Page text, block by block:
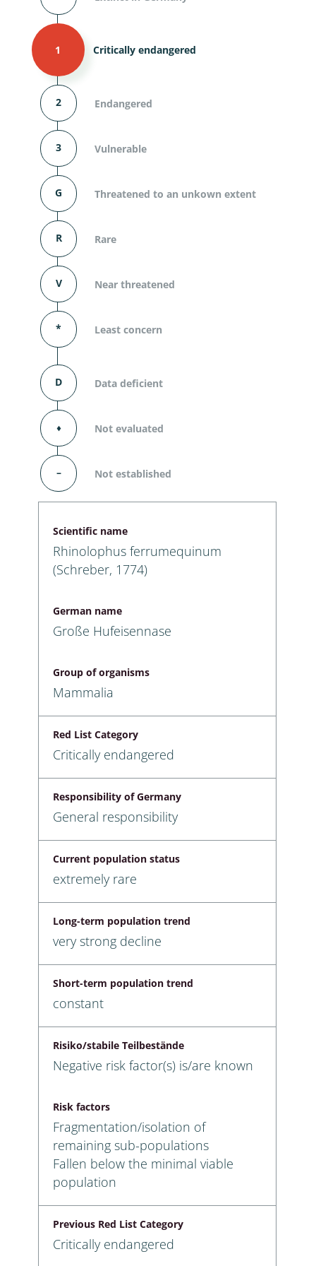
1 Critically endangered
2 Endangered
3 Vulnerable
G Threatened to an unkown extent
R Rare
V Near threatened
* Least concern
D Data deficient
⬧ Not evaluated
– Not established
Scientific name
Rhinolophus ferrumequinum
(Schreber, 1774)
German name
Große Hufeisennase
Group of organisms
Mammalia
Red List Category
Critically endangered
Responsibility of Germany
General responsibility
Current population status
extremely rare
Long-term population trend
very strong decline
Short-term population trend
constant
Risiko/stabile Teilbestände
Negative risk factor(s) is/are known
Risk factors
Fragmentation/isolation of
remaining sub-populations
Fallen below the minimal viable
population
Previous Red List Category
Critically endangered